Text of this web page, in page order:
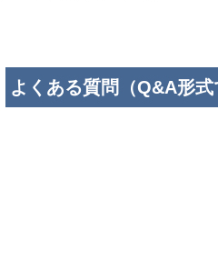
よくある質問（Q&A形式